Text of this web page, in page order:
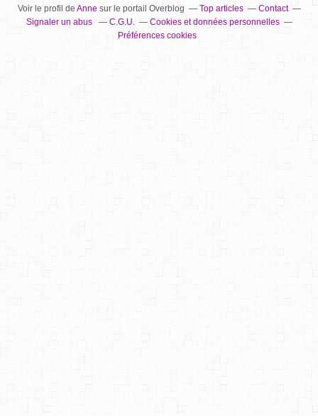
Voir le profil de Annesur le portail Overblog Top articles
Contact
Signaler un abus
C.G.U.
Cookies et données personnelles
Préférences cookies